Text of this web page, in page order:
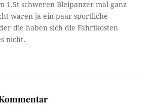
1.5t schweren Bleipanzer mal ganz
waren ja ein paar sportliche
die haben sich die Fahrtkosten
nicht.